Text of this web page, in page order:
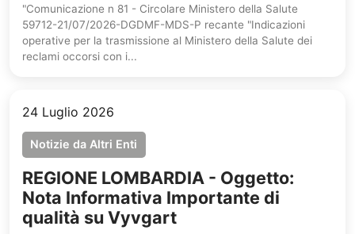
"Comunicazione n 81 - Circolare Ministero della Salute
59712-21/07/2026-DGDMF-MDS-P recante "Indicazioni
operative per la trasmissione al Ministero della Salute dei
reclami occorsi con i...
24 Luglio 2026
Notizie da Altri Enti
REGIONE LOMBARDIA - Oggetto:
Nota Informativa Importante di
qualità su Vyvgart